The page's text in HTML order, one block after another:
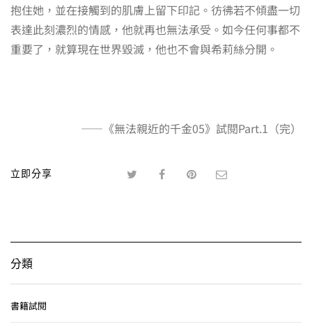
抱住她，並在接觸到的肌膚上留下印記。彷彿若不傾盡一切
表達此刻濃烈的情感，他就再也無法承受。如今任何事都不
重要了，就算現在世界毀滅，他也不會與希莉絲分開。
——《無法親近的千金05》試閱Part.1（完）
立即分享
分類
書籍試閱